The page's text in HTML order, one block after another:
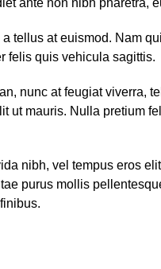
ante non nibh pharetra,
tellus at euismod. Nam
felis quis vehicula sagittis.
nunc at feugiat viverra,
ut mauris. Nulla pretium
nibh, vel tempus eros
purus mollis